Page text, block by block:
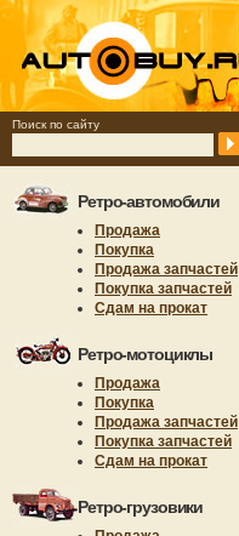
Поиск по сайту
Ретро-автомобили
Продажа
Покупка
Продажа запчастей
Покупка запчастей
Сдам на прокат
Ретро-мотоциклы
Продажа
Покупка
Продажа запчастей
Покупка запчастей
Сдам на прокат
Ретро-грузовики